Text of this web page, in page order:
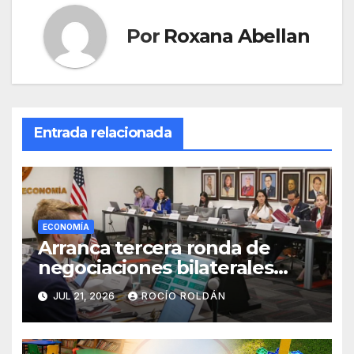
Por Roxana Abellan
Entrada relacionada
ECONOMÍA
Arranca tercera ronda de
negociaciones bilaterales
México-Estados Unidos sobre
el T-MEC
JUL 21, 2026 ROCÍO ROLDÁN